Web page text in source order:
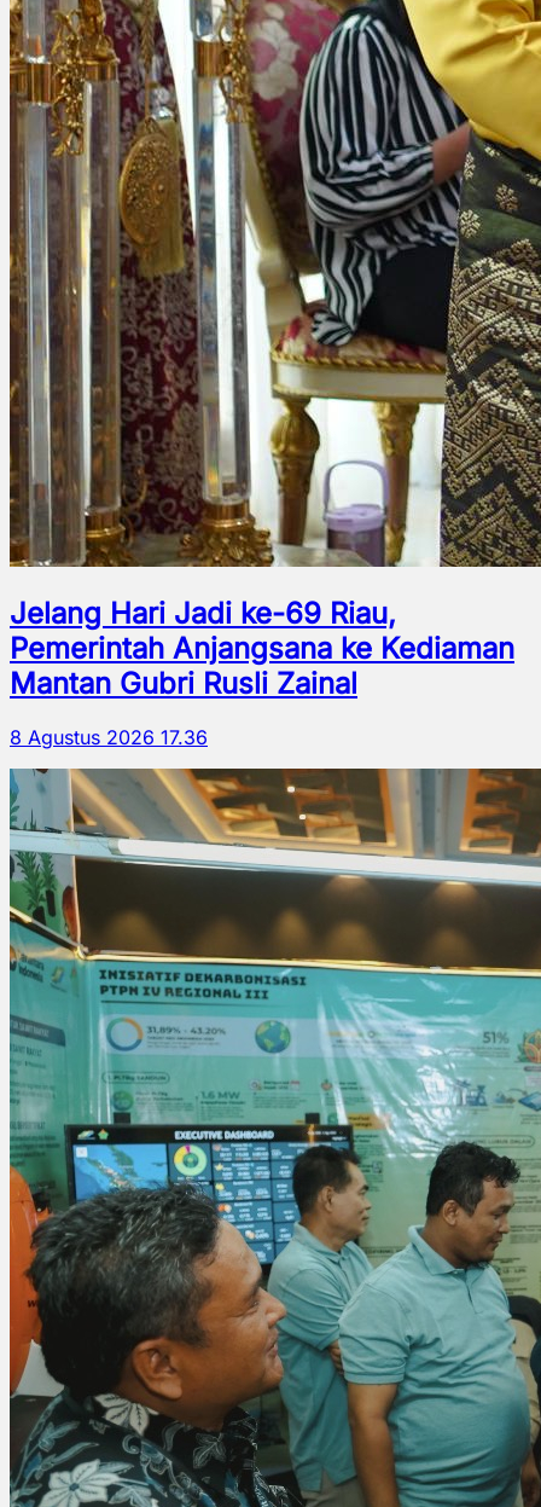
Jelang Hari Jadi ke-69 Riau,
Pemerintah Anjangsana ke Kediaman
Mantan Gubri Rusli Zainal
8 Agustus 2026 17.36